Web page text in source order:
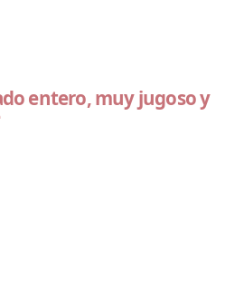
entero, muy jugoso y